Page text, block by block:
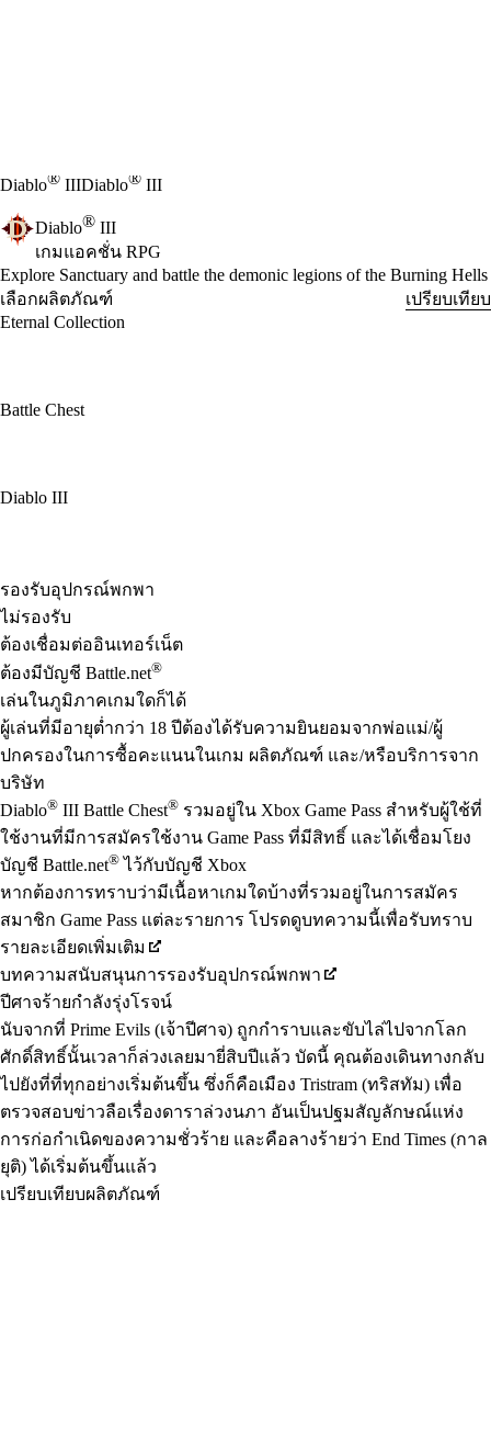
Diablo® IIIDiablo® III
Diablo® III
เกมแอคชั่น RPG
Product Notification
Explore Sanctuary and battle the demonic legions of the Burning Hells
เลือกผลิตภัณฑ์
เปรียบเทียบ
Eternal Collection
Battle Chest
Diablo III
Available actions
รองรับอุปกรณ์พกพา
ไม่รองรับ
ต้องเชื่อมต่ออินเทอร์เน็ต
ต้องมีบัญชี Battle.net®
เล่นในภูมิภาคเกมใดก็ได้
ผู้เล่นที่มีอายุต่ำกว่า 18 ปีต้องได้รับความยินยอมจากพ่อแม่/ผู้
ปกครองในการซื้อคะแนนในเกม ผลิตภัณฑ์ และ/หรือบริการจาก
บริษัท
Diablo® III Battle Chest® รวมอยู่ใน Xbox Game Pass สำหรับผู้ใช้ที่
ใช้งานที่มีการสมัครใช้งาน Game Pass ที่มีสิทธิ์ และได้เชื่อมโยง
บัญชี Battle.net® ไว้กับบัญชี Xbox
หากต้องการทราบว่ามีเนื้อหาเกมใดบ้างที่รวมอยู่ในการสมัคร
สมาชิก Game Pass แต่ละรายการ โปรดดูบทความนี้เพื่อรับทราบ
รายละเอียดเพิ่มเติม
บทความสนับสนุนการรองรับอุปกรณ์พกพา
ปีศาจร้ายกำลังรุ่งโรจน์
นับจากที่ Prime Evils (เจ้าปีศาจ) ถูกกำราบและขับไล่ไปจากโลก
ศักดิ์สิทธิ์นั้นเวลาก็ล่วงเลยมายี่สิบปีแล้ว บัดนี้ คุณต้องเดินทางกลับ
ไปยังที่ที่ทุกอย่างเริ่มต้นขึ้น ซึ่งก็คือเมือง Tristram (ทริสทัม) เพื่อ
ตรวจสอบข่าวลือเรื่องดาราล่วงนภา อันเป็นปฐมสัญลักษณ์แห่ง
การก่อกำเนิดของความชั่วร้าย และคือลางร้ายว่า End Times (กาล
ยุติ) ได้เริ่มต้นขึ้นแล้ว
เปรียบเทียบผลิตภัณฑ์